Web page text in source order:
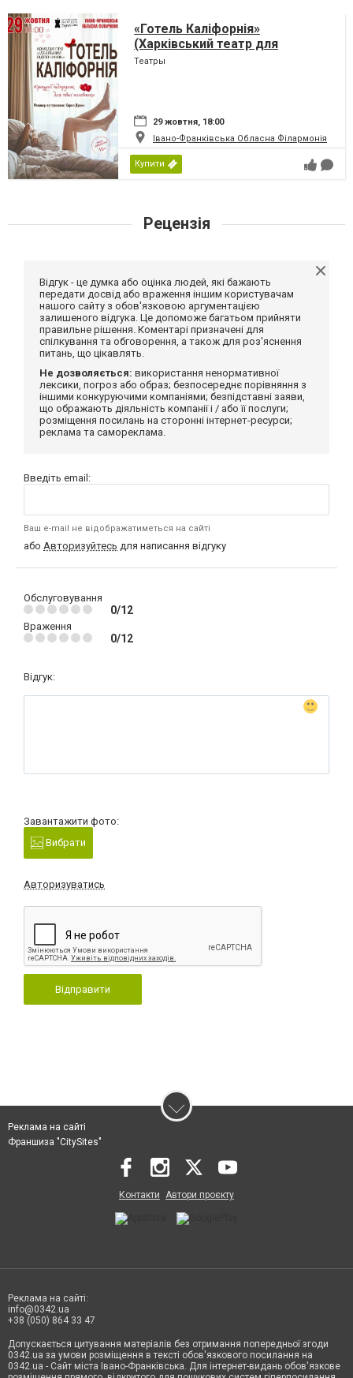
«Готель Каліфорнія»
(Харківський театр для
дорослих)
Театры
29 жовтня, 18:00
Івано-Франківська Обласна Філармонія
Купити
Рецензія
Відгук - це думка або оцінка людей, які бажають
передати досвід або враження іншим користувачам
нашого сайту з обов'язковою аргументацією
залишеного відгука. Це допоможе багатьом прийняти
правильне рішення. Коментарі призначені для
спілкування та обговорення, а також для роз'яснення
питань, що цікавлять.
Не дозволяється: використання ненормативної
лексики, погроз або образ; безпосереднє порівняння з
іншими конкуруючими компаніями; безпідставні заяви,
що ображають діяльність компанії і / або її послуги;
розміщення посилань на сторонні інтернет-ресурси;
реклама та самореклама.
Введіть email:
Ваш e-mail не відображатиметься на сайті
або Авторизуйтесь для написання відгуку
Обслуговування
0/12
Враження
0/12
Відгук:
Завантажити фото:
Вибрати
Авторизуватись
Відправити
Реклама на сайті
Франшиза "CitySites"
Контакти Автори проєкту
Реклама на сайті:
info@0342.ua
+38 (050) 864 33 47
Допускається цитування матеріалів без отримання попередньої згоди
0342.ua за умови розміщення в тексті обов'язкового посилання на
0342.ua - Сайт міста Івано-Франківська. Для інтернет-видань обов'язкове